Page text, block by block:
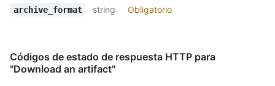
archive_format string Obligatorio
Códigos de estado de respuesta HTTP para
"Download an artifact"